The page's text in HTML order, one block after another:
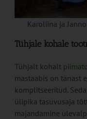
Karoliina ja
Tühjale kohale
Tühjalt kohalt
mastaabis on tänast
komplitseeritud.
ülipika tasuvusaja
majandamine